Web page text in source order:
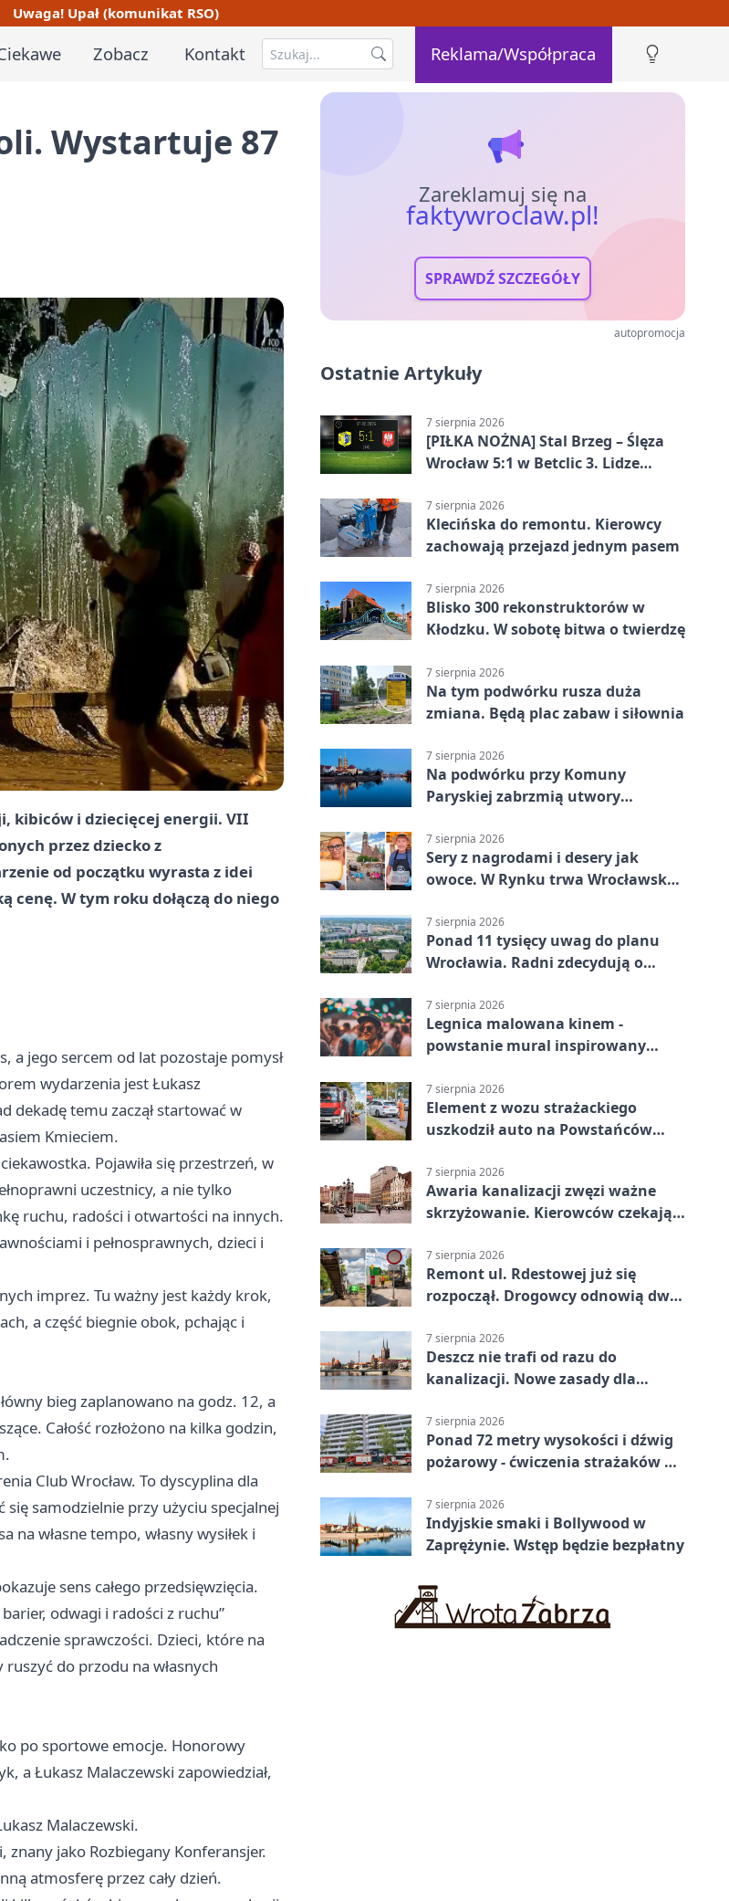
Uwaga! Upał (komunikat RSO)
Zobacz Kontakt Reklama/Współpraca
Wystartuje 87
kibiców i dziecięcej energii. VII
przez dziecko z
od początku wyrasta z idei
cenę. W tym roku dołączą do niego
a jego sercem od lat pozostaje pomysł
wydarzenia jest Łukasz
dekadę temu zaczął startować w
Kmieciem.
Pojawiła się przestrzeń, w
uczestnicy, a nie tylko
ruchu, radości i otwartości na innych.
i pełnosprawnych, dzieci i
imprez. Tu ważny jest każdy krok,
a część biegnie obok, pchając i
bieg zaplanowano na godz. 12, a
Całość rozłożono na kilka godzin,
Club Wrocław. To dyscyplina dla
samodzielnie przy użyciu specjalnej
na własne tempo, własny wysiłek i
sens całego przedsięwzięcia.
odwagi i radości z ruchu”
sprawczości. Dzieci, które na
do przodu na własnych
po sportowe emocje. Honorowy
a Łukasz Malaczewski zapowiedział,
Malaczewski.
jako Rozbiegany Konferansjer.
atmosferę przez cały dzień.
Zareklamuj się na
faktywroclaw.pl!
SPRAWDŹ SZCZEGÓŁY
autopromocja
Ostatnie Artykuły
7 sierpnia 2026
[PIŁKA NOŻNA] Stal Brzeg – Ślęza
Wrocław 5:1 w Betclic 3. Lidze
porażka wrocławian
7 sierpnia 2026
Klecińska do remontu. Kierowcy
zachowają przejazd jednym pasem
7 sierpnia 2026
Blisko 300 rekonstruktorów w
Kłodzku. W sobotę bitwa o twierdzę
7 sierpnia 2026
Na tym podwórku rusza duża
zmiana. Będą plac zabaw i siłownia
7 sierpnia 2026
Na podwórku przy Komuny
Paryskiej zabrzmią utwory
7 sierpnia 2026
Sery z nagrodami i desery jak
owoce. W Rynku trwa Wrocławska
7 sierpnia 2026
Ponad 11 tysięcy uwag do planu
Wrocławia. Radni zdecydują o
7 sierpnia 2026
Legnica malowana kinem -
powstanie mural inspirowany
7 sierpnia 2026
Element z wozu strażackiego
uszkodził auto na Powstańców
7 sierpnia 2026
Awaria kanalizacji zwęzi ważne
skrzyżowanie. Kierowców czekają
7 sierpnia 2026
Remont ul. Rdestowej już się
rozpoczął. Drogowcy odnowią dwa
7 sierpnia 2026
Deszcz nie trafi od razu do
kanalizacji. Nowe zasady dla
7 sierpnia 2026
Ponad 72 metry wysokości i dźwig
pożarowy - ćwiczenia strażaków we
7 sierpnia 2026
Indyjskie smaki i Bollywood w
Zaprężynie. Wstęp będzie bezpłatny